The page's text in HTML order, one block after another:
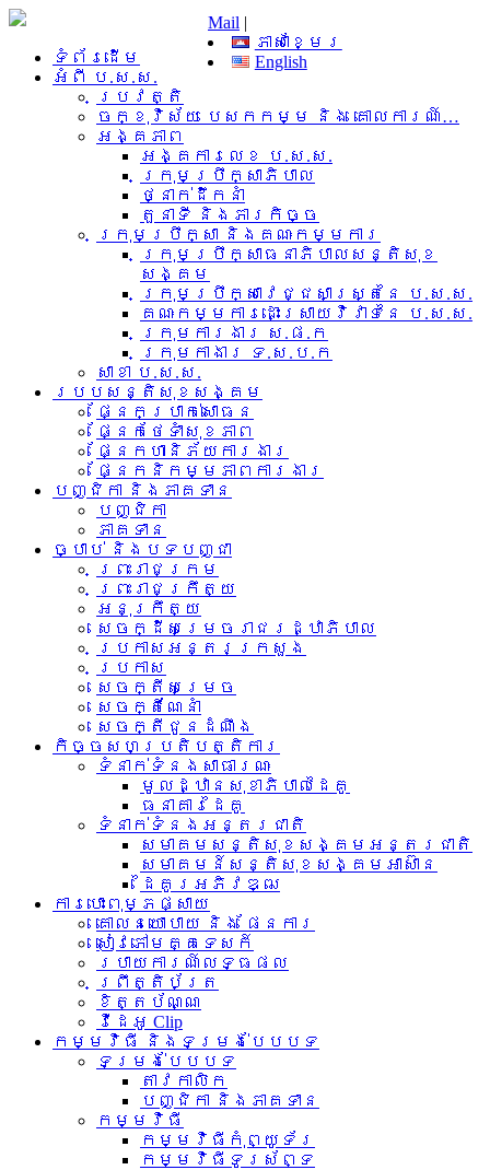
Mail |
ភាសាខ្មែរ
English
ទំព័រដើម
អំពី​ ប.ស.ស.
ប្រវត្តិ
ចក្ខុវិស័យ បេសកកម្ម និង គោលការណ៍…
អង្គភាព
អង្គការលេខ ប.ស.ស.
ក្រុមប្រឹក្សាភិបាល
ថ្នាក់ដឹកនាំ
តួនាទី និងភារកិច្ច
ក្រុមប្រឹក្សា និងគណៈកម្មការ
ក្រុមប្រឹក្សាធនាភិបាលសន្តិសុខ
សង្គម
ក្រុមប្រឹក្សាវេជ្ជសាស្រ្តនៃ ប.ស.ស.
គណៈកម្មការដោះស្រាយវិវាទនៃ ប.ស.ស.
ក្រុមការងារ​ ស.ផ.ក
ក្រុមកាងារ ទ.ស.ប.ក
សាខា ប.ស.ស.
របបសន្តិសុខសង្គម
ផ្នែកប្រាក់សោធន
ផ្នែកថែទាំសុខភាព
ផ្នែកហានិភ័យការងារ
ផ្នែកនិកម្មភាពការងារ
បញ្ជិកា និងភាគទាន
បញ្ជិកា
ភាគទាន
ច្បាប់ និងបទបញ្ជា
ព្រះរាជក្រម
ព្រះរាជក្រឹត្យ
អនុក្រឹត្យ
សេចក្ដីសម្រេចរាជរដ្ឋាភិបាល
ប្រកាសអន្តរក្រសួង
ប្រកាស
សេចក្តីសម្រេច
សេចក្តីណែនាំ
សេចក្តីជូនដំណឹង
កិច្ចសហប្រតិបត្តិការ
ទំនាក់ទំនង​សាធារណៈ
មូលដ្ឋានសុខាភិបាលដៃគូ
ធនាគារដៃគូ
ទំនាក់​ទំនង​អន្តរ​ជាតិ
សមាគមសន្តិសុខសង្គមអន្តរជាតិ
សមាគមន៍សន្តិសុខសង្គមអាស៊ាន​
ដៃគូរអភិវឌ្ឍ
ការបោះពុម្ភផ្សាយ
គោលនយោបាយ និង ផែនការ
សៀវភៅមគ្គទេសក៍
របាយការណ៍លទ្ធផល
ព្រឹត្តិប័ត្រ
ខិត្តប័ណ្ណ
វីដេអូ Clip
កម្មវិធី និងទម្រង់បែបបទ
ទម្រង់បែបបទ
តាវកាលិក
បញ្ជិកា និងភាគទាន
កម្មវិធី
កម្មវិធីកុំព្យូទ័រ
កម្មវិធីទូរស័ព្ទ